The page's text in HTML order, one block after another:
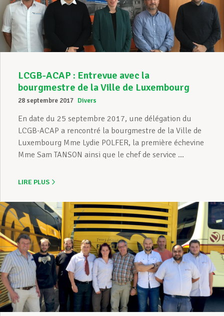
LCGB-ACAP : Entrevue avec la
bourgmestre de la Ville de Luxembourg
28 septembre 2017 Divers
En date du 25 septembre 2017, une délégation du
LCGB-ACAP a rencontré la bourgmestre de la Ville de
Luxembourg Mme Lydie POLFER, la première échevine
Mme Sam TANSON ainsi que le chef de service ...
LIRE PLUS